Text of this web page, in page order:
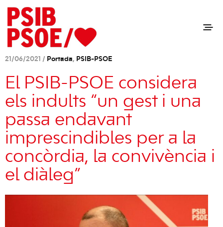
21/06/2021 / Portada, PSIB-PSOE
El PSIB-PSOE considera
els indults “un gest i una
passa endavant
imprescindibles per a la
concòrdia, la convivència i
el diàleg”